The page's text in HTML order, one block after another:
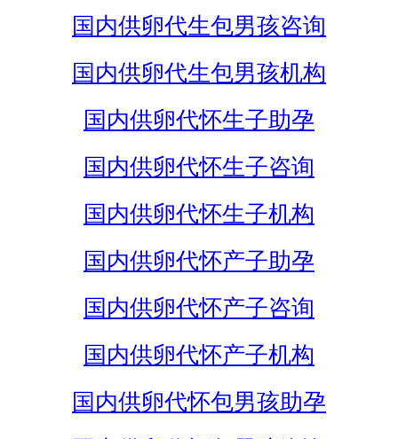
国内供卵代生包男孩咨询
国内供卵代生包男孩机构
国内供卵代怀生子助孕
国内供卵代怀生子咨询
国内供卵代怀生子机构
国内供卵代怀产子助孕
国内供卵代怀产子咨询
国内供卵代怀产子机构
国内供卵代怀包男孩助孕